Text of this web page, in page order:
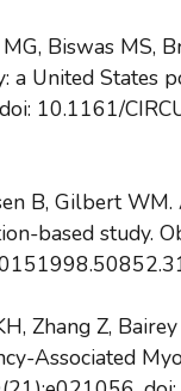
Biswas MS,
a United States
10.1161/
B, Gilbert
based study.
Zhang Z,
Associated